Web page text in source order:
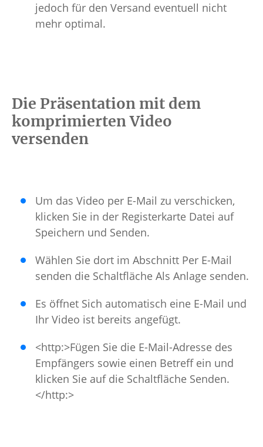
jedoch für den Versand eventuell nicht
mehr optimal.
Die Präsentation mit dem
komprimierten Video
versenden
Um das Video per E-Mail zu verschicken,
klicken Sie in der Registerkarte Datei auf
Speichern und Senden.
Wählen Sie dort im Abschnitt Per E-Mail
senden die Schaltfläche Als Anlage senden.
Es öffnet Sich automatisch eine E-Mail und
Ihr Video ist bereits angefügt.
<http:>Fügen Sie die E-Mail-Adresse des
Empfängers sowie einen Betreff ein und
klicken Sie auf die Schaltfläche Senden.
</http:>